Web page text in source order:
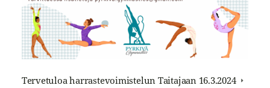
Tervetuloa harrastevoimistelun Taitajaan 16.3.2024